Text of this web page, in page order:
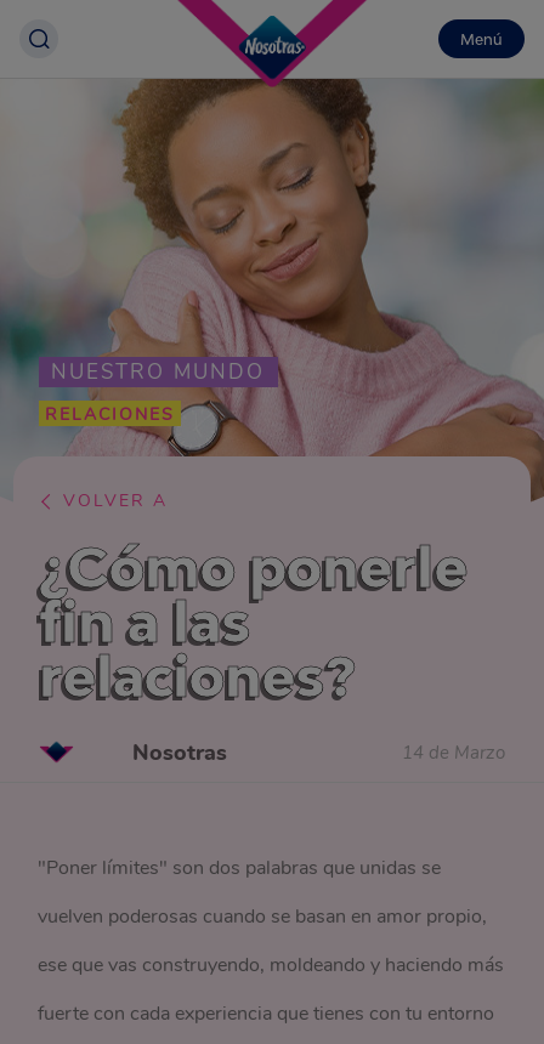
Menú
NUESTRO MUNDO
RELACIONES
VOLVER A
¿Cómo ponerle
fin a las
relaciones?
Nosotras 14 de Marzo
"Poner límites" son dos palabras que unidas se
vuelven poderosas cuando se basan en amor propio,
ese que vas construyendo, moldeando y haciendo más
fuerte con cada experiencia que tienes con tu entorno